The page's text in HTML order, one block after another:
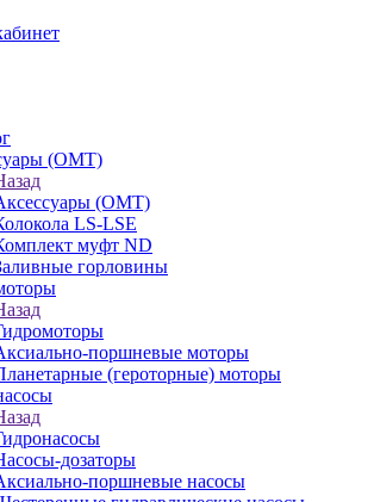
(OMT)
(OMT)
LS-LSE
муфт ND
горловины
поршневые моторы
(героторные) моторы
дозаторы
поршневые насосы